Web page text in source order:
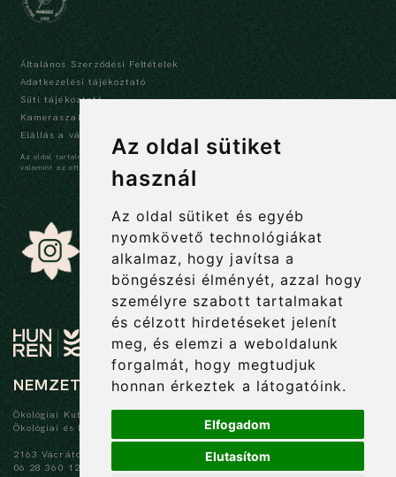
Az oldal sütiket
használ
Az oldal sütiket és egyéb
nyomkövető technológiákat
alkalmaz, hogy javítsa a
böngészési élményét, azzal hogy
személyre szabott tartalmakat
és célzott hirdetéseket jelenít
meg, és elemzi a weboldalunk
forgalmát, hogy megtudjuk
honnan érkeztek a látogatóink.
Elfogadom
Elutasítom
Általános Szerződési Feltételek
Adatkezelési tájékoztató
Süti tájékoztató
Kameraszabályzat és tájékoztató
Elállás a vásárlástól
Az oldal tartalma szerzői jogi védelem alatt áll, a tartalmak idézése során a forrás,
valamint az ott megjelölt szerző megnevezése kötelező -
NEMZETI BOTANIKUS KERT
Ökológiai Kutatóközpont
Ökológiai és Botanikai Intézet
2163 Vácrátót, Alkotmány u. 2-4.
06 28 360 122